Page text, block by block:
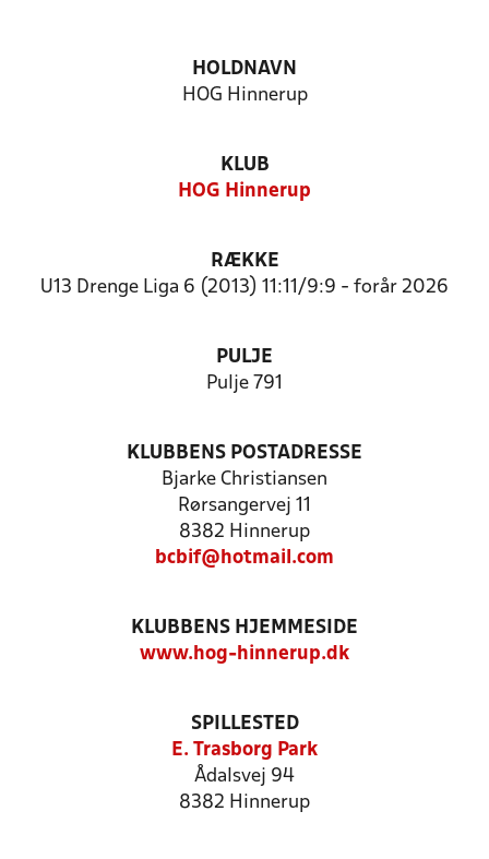
HOLDNAVN
HOG Hinnerup
KLUB
HOG Hinnerup
RÆKKE
U13 Drenge Liga 6 (2013) 11:11/9:9 - forår 2026
PULJE
Pulje 791
KLUBBENS POSTADRESSE
Bjarke Christiansen
Rørsangervej 11
8382 Hinnerup
bcbif@hotmail.com
KLUBBENS HJEMMESIDE
www.hog-hinnerup.dk
SPILLESTED
E. Trasborg Park
Ådalsvej 94
8382 Hinnerup